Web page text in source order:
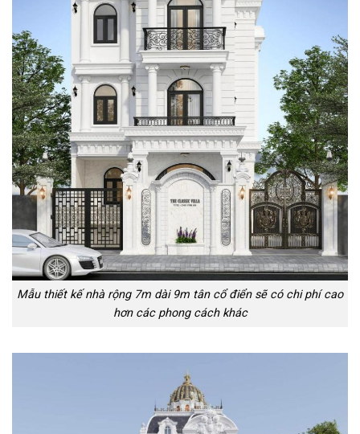
Mẫu thiết kế nhà rộng 7m dài 9m tân cổ điển sẽ có chi phí cao
hơn các phong cách khác